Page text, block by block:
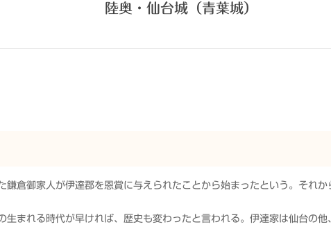
陸奥・仙台城（青葉城）
倉御家人が伊達郡を恩賞に与えられたことから始まったという。それ
まれる時代が早ければ、歴史も変わったと言われる。伊達家は仙台の